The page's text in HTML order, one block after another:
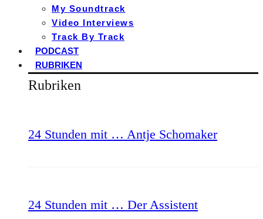
My Soundtrack
Video Interviews
Track By Track
PODCAST
RUBRIKEN
Rubriken
24 Stunden mit … Antje Schomaker
24 Stunden mit … Der Assistent